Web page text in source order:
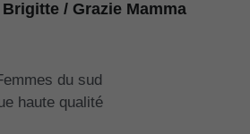
/ Grazie Mamma
du sud
haute qualité